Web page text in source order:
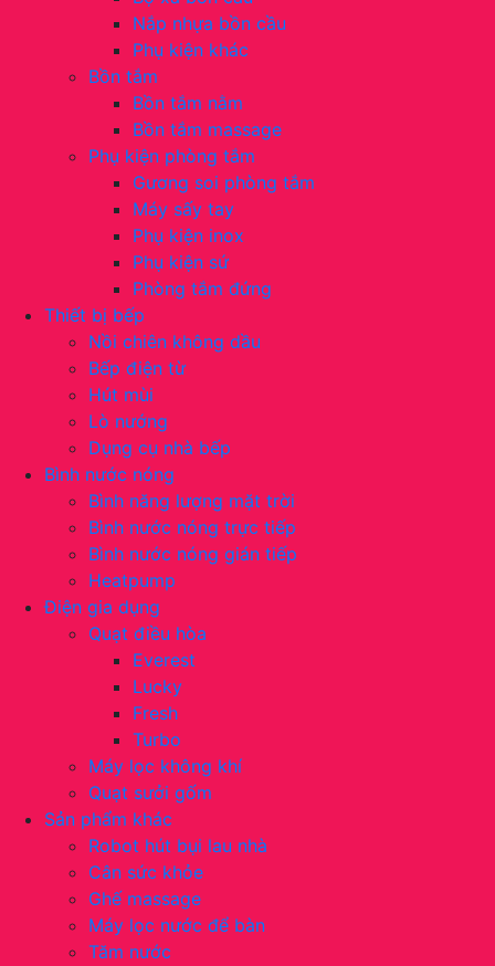
Nắp nhựa bồn cầu
Phụ kiện khác
Bồn tắm
Bồn tắm nằm
Bồn tắm massage
Phụ kiện phòng tắm
Gương soi phòng tắm
Máy sấy tay
Phụ kiện inox
Phụ kiện sứ
Phòng tắm đứng
Thiết bị bếp
Nồi chiên không dầu
Bếp điện từ
Hút mùi
Lò nướng
Dụng cụ nhà bếp
Bình nước nóng
Bình năng lượng mặt trời
Bình nước nóng trực tiếp
Bình nước nóng gián tiếp
Heatpump
Điện gia dụng
Quạt điều hòa
Everest
Lucky
Fresh
Turbo
Máy lọc không khí
Quạt sưởi gốm
Sản phẩm khác
Robot hút bụi lau nhà
Cân sức khỏe
Ghế massage
Máy lọc nước để bàn
Tăm nước